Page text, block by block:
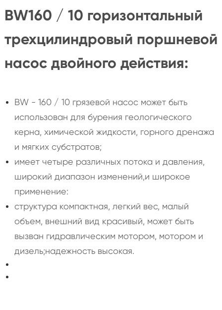
BW160 / 10 горизонтальный
трехцилиндровый поршневой
насос двойного действия:
BW - 160 / 10 грязевой насос может быть
использован для бурения геологического
керна, химической жидкости, горного дренажа
и мягких субстратов;
имеет четыре различных потока и давления,
широкий диапазон изменений,и широкое
применение:
структура компактная, легкий вес, малый
объем, внешний вид красивый, может быть
вызван гидравлическим мотором, мотором и
дизель;надежность высокая.